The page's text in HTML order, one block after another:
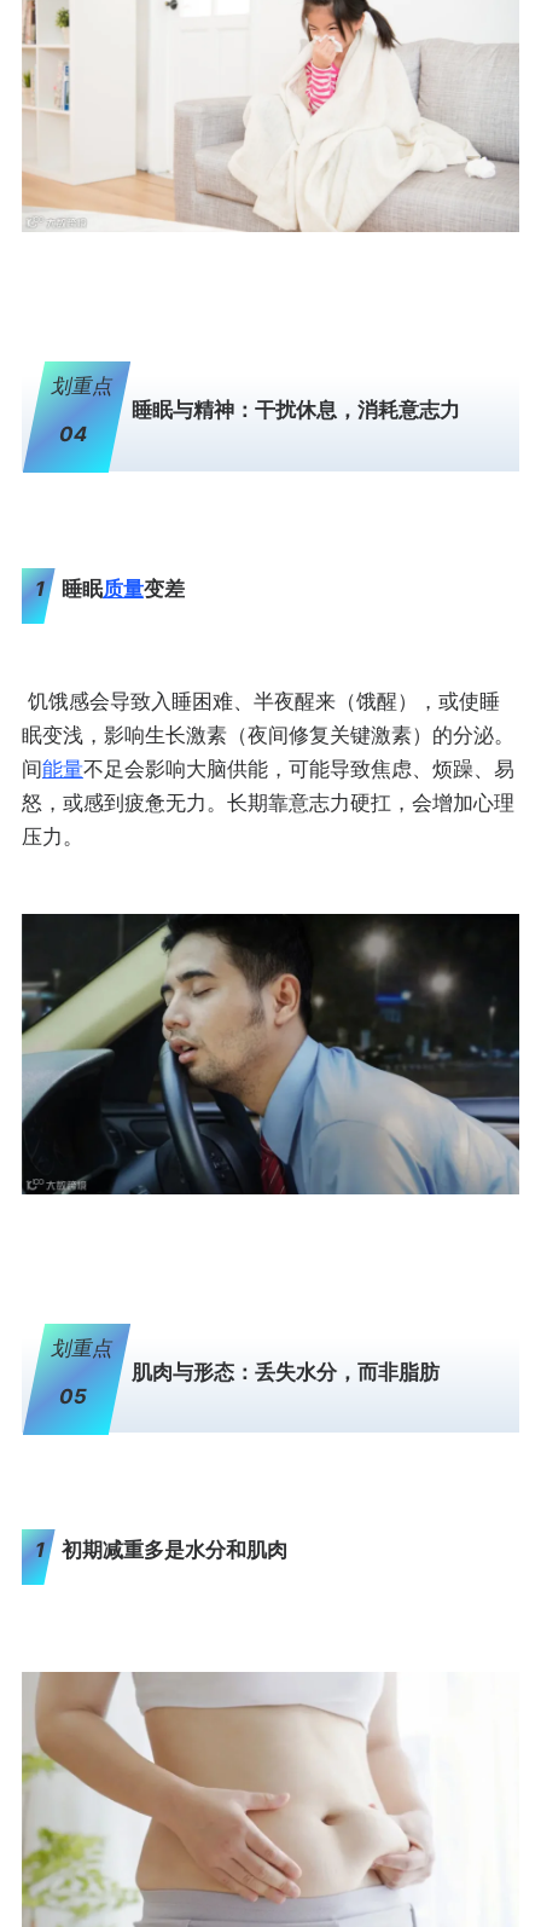
划重点
04
睡眠与精神：干扰休息，消耗意志力
1 睡眠质量变差
饥饿感会导致入睡困难、半夜醒来（饿醒），或使睡
眠变浅，影响生长激素（夜间修复关键激素）的分泌。
间能量不足会影响大脑供能，可能导致焦虑、烦躁、易
怒，或感到疲惫无力。长期靠意志力硬扛，会增加心理
压力。
划重点
05
肌肉与形态：丢失水分，而非脂肪
1 初期减重多是水分和肌肉